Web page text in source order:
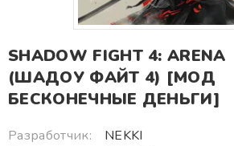
SHADOW FIGHT 4: ARENA
(ШАДОУ ФАЙТ 4) [МОД
БЕСКОНЕЧНЫЕ ДЕНЬГИ]
Разработчик:
NEKKI